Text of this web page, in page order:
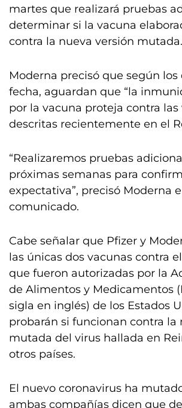
martes que realizará pruebas
determinar si la vacuna
contra la nueva versión mutada.
Moderna precisó que según los
fecha, aguardan que “la
por la vacuna proteja contra las
descritas recientemente en el
“Realizaremos pruebas
próximas semanas para
expectativa”, precisó Moderna
comunicado.
Cabe señalar que Pfizer y
las únicas dos vacunas contra
que fueron autorizadas por la
de Alimentos y Medicamentos
sigla en inglés) de los Estados
probarán si funcionan contra la
mutada del virus hallada en
otros países.
El nuevo coronavirus ha
ambas compañías dicen que